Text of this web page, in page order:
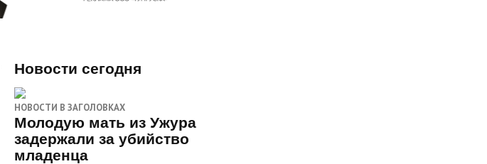
Новости сегодня
НОВОСТИ В ЗАГОЛОВКАХ
Молодую мать из Ужура
задержали за убийство
младенца